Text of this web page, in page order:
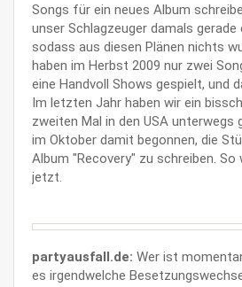
Songs für ein neues Album
unser Schlagzeuger damals
sodass aus diesen Plänen nichts
haben im Herbst 2009 nur zwei
eine Handvoll Shows gespielt, und
Im letzten Jahr haben wir ein
zweiten Mal in den USA unterwegs
im Oktober damit begonnen, die
Album "Recovery" zu schreiben.
jetzt.
partyausfall.de: Wer ist
es irgendwelche